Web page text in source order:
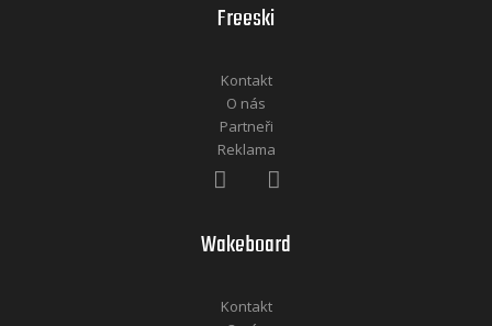
Freeski
Kontakt
O nás
Partneři
Reklama
Wakeboard
Kontakt